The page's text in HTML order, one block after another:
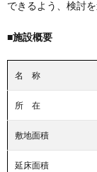
できるよう、検討を
■施設概要
名 称
所 在
敷地面積
延床面積